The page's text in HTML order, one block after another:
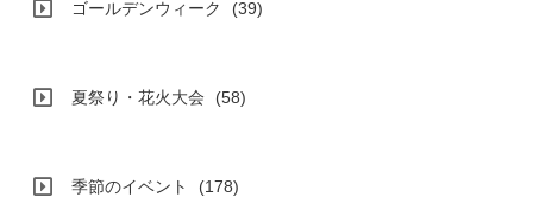
ゴールデンウィーク (39)
夏祭り・花火大会 (58)
季節のイベント (178)